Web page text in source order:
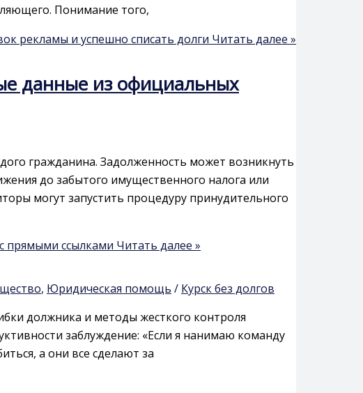
Понимание того,
рекламы и успешно списать долги Читать далее »
данные из официальных
гражданина. Задолженность может возникнуть
до забытого имущественного налога или
могут запустить процедуру принудительного
прямыми ссылками Читать далее »
, Юридическая помощь / Курск без долгов
должника и методы жесткого контроля
заблуждение: «Если я нанимаю команду
а они все сделают за